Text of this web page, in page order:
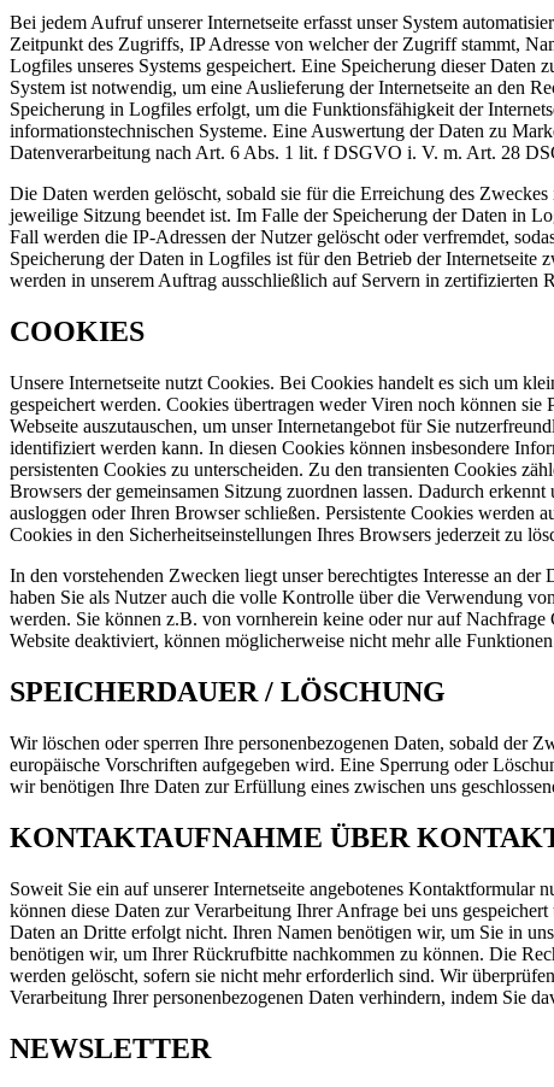
Bei jedem Aufruf unserer Internetseite erfasst unser System
Zeitpunkt des Zugriffs, IP Adresse von welcher der Zugriff stammt,
Logfiles unseres Systems gespeichert. Eine Speicherung dieser Daten
System ist notwendig, um eine Auslieferung der Internetseite an den
Speicherung in Logfiles erfolgt, um die Funktionsfähigkeit der
informationstechnischen Systeme. Eine Auswertung der Daten zu
Datenverarbeitung nach Art. 6 Abs. 1 lit. f DSGVO i. V. m. Art. 28
Die Daten werden gelöscht, sobald sie für die Erreichung des
jeweilige Sitzung beendet ist. Im Falle der Speicherung der Daten in
Fall werden die IP-Adressen der Nutzer gelöscht oder verfremdet,
Speicherung der Daten in Logfiles ist für den Betrieb der Internetseite
werden in unserem Auftrag ausschließlich auf Servern in zertifizierten
COOKIES
Unsere Internetseite nutzt Cookies. Bei Cookies handelt es sich um
gespeichert werden. Cookies übertragen weder Viren noch können
Webseite auszutauschen, um unser Internetangebot für Sie
identifiziert werden kann. In diesen Cookies können insbesondere
persistenten Cookies zu unterscheiden. Zu den transienten Cookies
Browsers der gemeinsamen Sitzung zuordnen lassen. Dadurch
ausloggen oder Ihren Browser schließen. Persistente Cookies werden
Cookies in den Sicherheitseinstellungen Ihres Browsers jederzeit zu
In den vorstehenden Zwecken liegt unser berechtigtes Interesse an
haben Sie als Nutzer auch die volle Kontrolle über die Verwendung
werden. Sie können z.B. von vornherein keine oder nur auf
Website deaktiviert, können möglicherweise nicht mehr alle
SPEICHERDAUER / LÖSCHUNG
Wir löschen oder sperren Ihre personenbezogenen Daten, sobald der
europäische Vorschriften aufgegeben wird. Eine Sperrung oder
wir benötigen Ihre Daten zur Erfüllung eines zwischen uns
KONTAKTAUFNAHME ÜBER
Soweit Sie ein auf unserer Internetseite angebotenes Kontaktformular
können diese Daten zur Verarbeitung Ihrer Anfrage bei uns
Daten an Dritte erfolgt nicht. Ihren Namen benötigen wir, um Sie in
benötigen wir, um Ihrer Rückrufbitte nachkommen zu können. Die
werden gelöscht, sofern sie nicht mehr erforderlich sind. Wir
Verarbeitung Ihrer personenbezogenen Daten verhindern, indem Sie
NEWSLETTER